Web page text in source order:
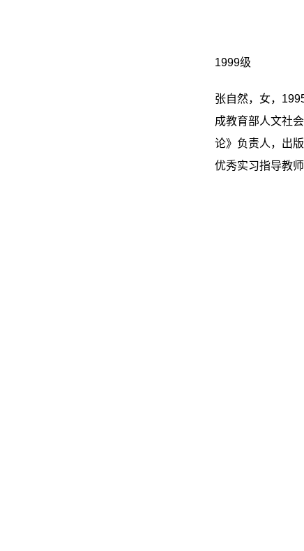
1999级
张自然，女，
成教育部人文社
论》负责人，出
优秀实习指导教